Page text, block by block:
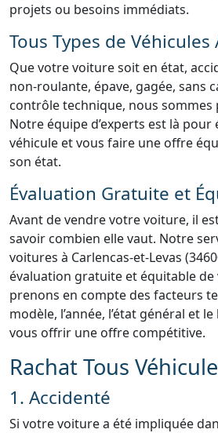
projets ou besoins immédiats.
Tous Types de Véhicules
Que votre voiture soit en état,
non-roulante, épave, gagée, sans
contrôle technique, nous sommes
Notre équipe d’experts est là pour
véhicule et vous faire une offre
son état.
Évaluation Gratuite et
Avant de vendre votre voiture, il
savoir combien elle vaut. Notre
voitures à Carlencas-et-Levas
évaluation gratuite et équitable de
prenons en compte des facteurs
modèle, l’année, l’état général et
vous offrir une offre compétitive.
Rachat Tous
1. Accidenté
Si votre voiture a été impliquée